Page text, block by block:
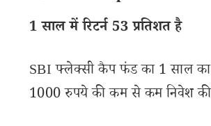
1 साल में रिटर्न 53 प्रतिशत है
SBI फ्लेक्सी कैप फंड का 1 साल का
1000 रुपये की कम से कम निवेश